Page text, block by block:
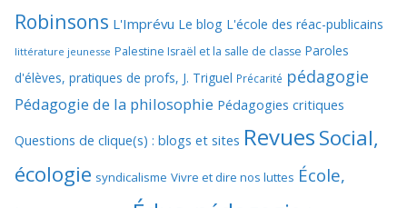
Robinsons L'Imprévu Le blog L'école des réac-publicains
littérature jeunesse Palestine Israël et la salle de classe Paroles
d'élèves, pratiques de profs, J. Triguel Précarité pédagogie
Pédagogie de la philosophie Pédagogies critiques
Questions de clique(s) : blogs et sites RevuesSocial,
écologie syndicalisme Vivre et dire nos luttes École,